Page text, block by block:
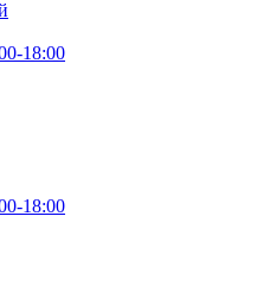
18:00
18:00